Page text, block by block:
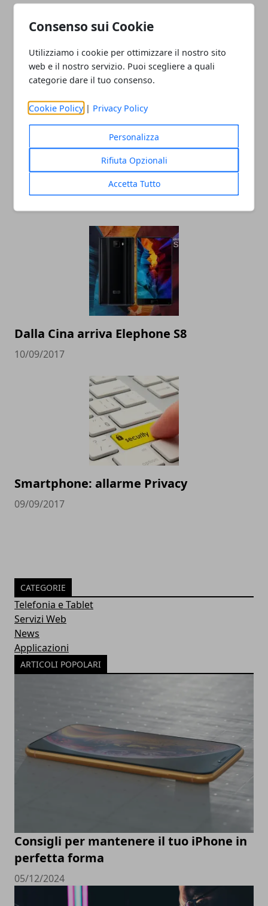
Consenso sui Cookie
Utilizziamo i cookie per ottimizzare il nostro sito
web e il nostro servizio. Puoi scegliere a quali
categorie dare il tuo consenso.
Cookie Policy | Privacy Policy
Personalizza
Rifiuta Opzionali
Accetta Tutto
Perché gli smartphone sono così
Dalla Cina arriva Elephone S8
10/09/2017
Smartphone: allarme Privacy
09/09/2017
CATEGORIE
Telefonia e Tablet
Servizi Web
News
Applicazioni
ARTICOLI POPOLARI
Consigli per mantenere il tuo iPhone in
perfetta forma
05/12/2024